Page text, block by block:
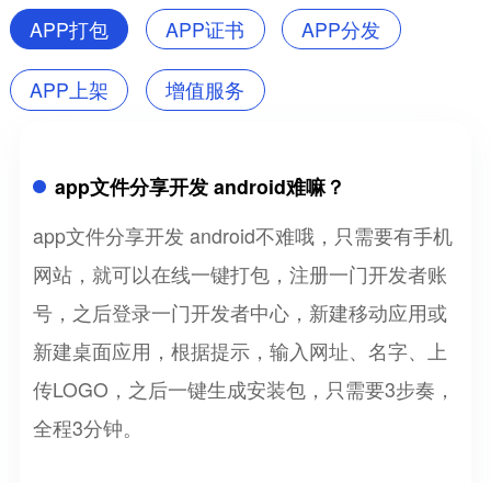
APP打包 APP证书 APP分发
APP上架 增值服务
app文件分享开发 android难嘛？
app文件分享开发 android不难哦，只需要有手机
网站，就可以在线一键打包，注册一门开发者账
号，之后登录一门开发者中心，新建移动应用或
新建桌面应用，根据提示，输入网址、名字、上
传LOGO，之后一键生成安装包，只需要3步奏，
全程3分钟。